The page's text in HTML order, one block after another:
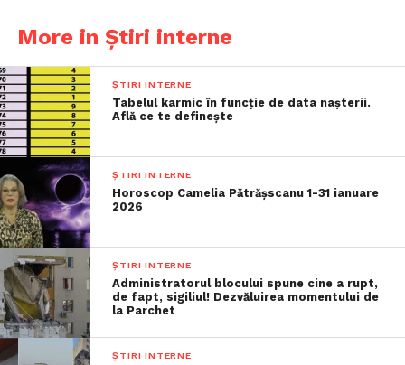
More in Știri interne
ȘTIRI INTERNE
Tabelul karmic în funcție de data nașterii.
Află ce te definește
ȘTIRI INTERNE
Horoscop Camelia Pătrășscanu 1-31 ianuare
2026
ȘTIRI INTERNE
Administratorul blocului spune cine a rupt,
de fapt, sigiliul! Dezvăluirea momentului de
la Parchet
ȘTIRI INTERNE